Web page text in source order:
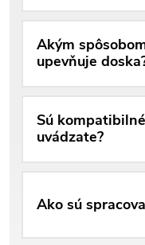
Akým
upevňuje
Sú
uvádzate?
Ako sú